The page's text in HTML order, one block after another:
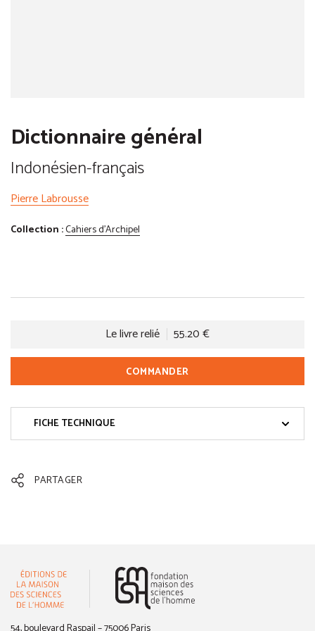
Dictionnaire général
Indonésien-français
Pierre Labrousse
Collection :Cahiers d'Archipel
Le livre relié 55.20 €
COMMANDER
FICHE TECHNIQUE
PARTAGER